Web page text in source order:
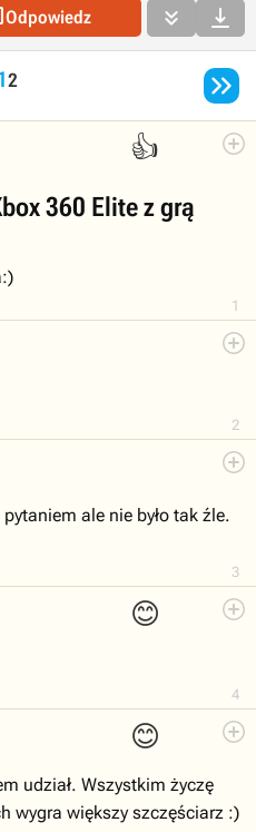
Odpowiedz  
2 
👍
1
360 Elite z grą
2
3
ale nie było tak źle.
😊
4
😊
udział. Wszystkim życzę
wygra większy szczęściarz :)